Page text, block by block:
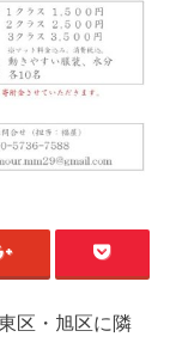
区・旭区に隣